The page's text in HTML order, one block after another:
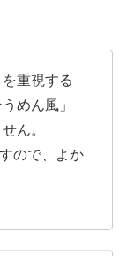
重視する
めん風」
ん。
ので、よか